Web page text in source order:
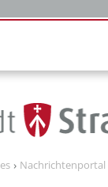
Nachrichtenportal